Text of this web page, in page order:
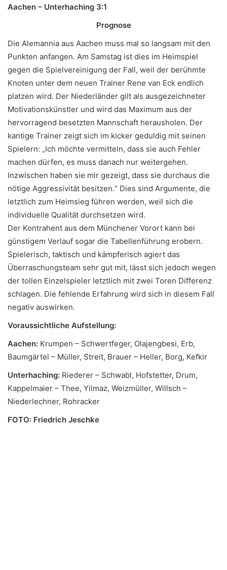
Aachen – Unterhaching 3:1
Prognose
Die Alemannia aus Aachen muss mal so langsam mit den
Punkten anfangen. Am Samstag ist dies im Heimspiel
gegen die Spielvereinigung der Fall, weil der berühmte
Knoten unter dem neuen Trainer Rene van Eck endlich
platzen wird. Der Niederländer gilt als ausgezeichneter
Motivationskünstler und wird das Maximum aus der
hervorragend besetzten Mannschaft herausholen. Der
kantige Trainer zeigt sich im kicker geduldig mit seinen
Spielern: „Ich möchte vermitteln, dass sie auch Fehler
machen dürfen, es muss danach nur weitergehen.
Inzwischen haben sie mir gezeigt, dass sie durchaus die
nötige Aggressivität besitzen.“ Dies sind Argumente, die
letztlich zum Heimsieg führen werden, weil sich die
individuelle Qualität durchsetzen wird.
Der Kontrahent aus dem Münchener Vorort kann bei
günstigem Verlauf sogar die Tabellenführung erobern.
Spielerisch, taktisch und kämpferisch agiert das
Überraschungsteam sehr gut mit, lässt sich jedoch wegen
der tollen Einzelspieler letztlich mit zwei Toren Differenz
schlagen. Die fehlende Erfahrung wird sich in diesem Fall
negativ auswirken.
Voraussichtliche Aufstellung:
Aachen: Krumpen – Schwertfeger, Olajengbesi, Erb,
Baumgärtel – Müller, Streit, Brauer – Heller, Borg, Kefkir
Unterhaching: Riederer – Schwabl, Hofstetter, Drum,
Kappelmaier – Thee, Yilmaz, Weizmüller, Willsch –
Niederlechner, Rohracker
FOTO: Friedrich Jeschke